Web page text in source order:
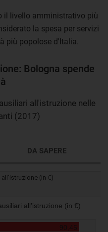
il livello amministrativo più
la spesa per servizi
più popolose d'Italia.
Bologna spende
all'istruzione nelle
(2017)
DA SAPERE